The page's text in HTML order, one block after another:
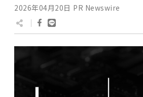
2026年04月20日 PR Newswire